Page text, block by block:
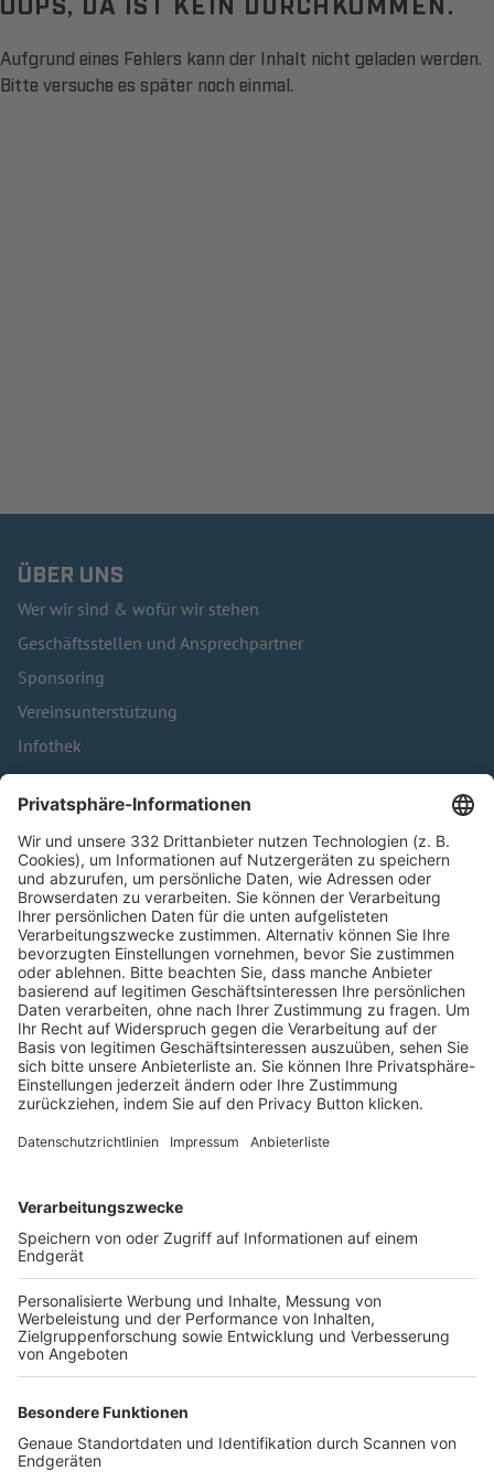
Aufgrund eines Fehlers kann der Inhalt nicht geladen werden.
Bitte versuche es später noch einmal.
ÜBER UNS
Wer wir sind & wofür wir stehen
Geschäftsstellen und Ansprechpartner
Sponsoring
Vereinsunterstützung
Infothek
Kontakt
HÄUFIG BESUCHTE SEITEN
Pässe und Vereinswechsel
Trainerausbildung
Schulungsangebot Vereinsmitarbeiter
BFV-Geschäftsstellen
Trainerbörse
Login SpielPlus
FOLGE DEM BFV
TOP-VEREINE
TOP-PARTNER